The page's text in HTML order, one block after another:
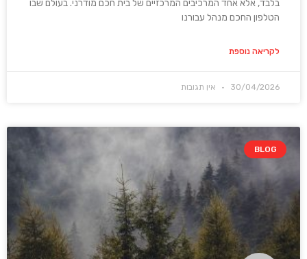
בלבד, אלא אחד המרכיבים המרכזיים של בית חכם מודרני. בעולם שבו
הטלפון החכם מנהל עבורנו
לקריאה נוספת
30/04/2026 אין תגובות
BLOG